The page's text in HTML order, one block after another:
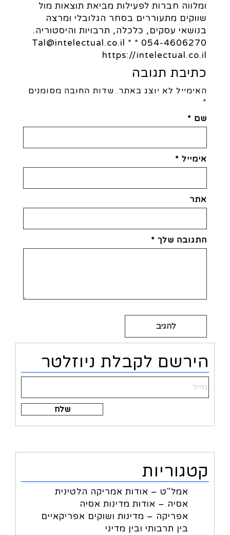
ומלווה חברות לפעילות מביאת תוצאות מול
שווקים מתעוררים בסחר הגלובלי ומרצה
בנושאי עסקים, כלכלה, תרבויות והיסטוריה.
054-4606270 * Tal@intelectual.co.il *
https://intelectual.co.il
כתיבת תגובה
האימייל לא יוצג באתר. שדות החובה מסומנים
*
שם *
אימייל *
אתר
התגובה שלך *
הירשם לקבלת ניוזלטר
Alternative:
קטגוריות
אמל"ט – אודות אמריקה הלטינית
אסיה – אודות מדינות אסיה
אפריקה – מדינות ושוקים אפריקאיים
בין תרבותי ובין מדיני